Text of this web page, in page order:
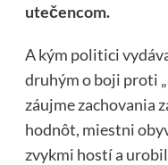
utečencom.
A kým politici
druhým o boji proti
záujme zachovania
hodnôt, miestni
zvykmi hostí a